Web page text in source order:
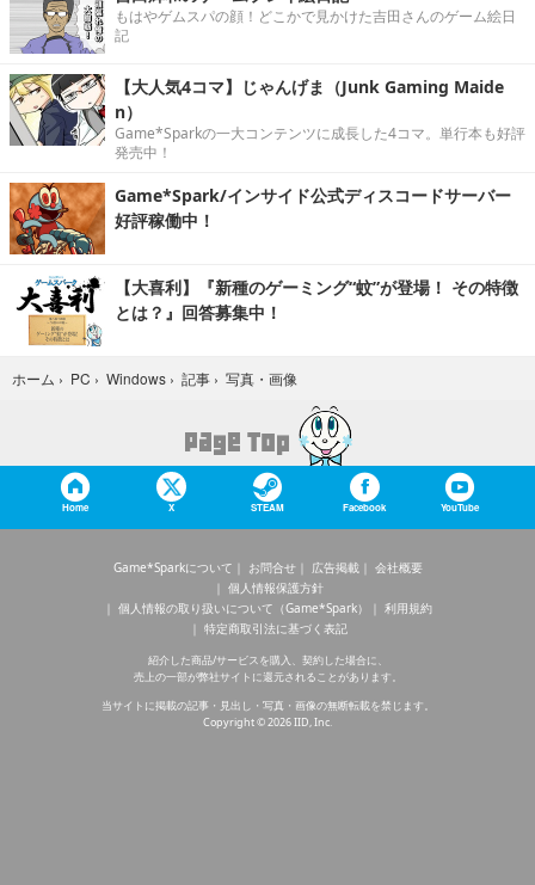
もはやゲムスパの顔！どこかで見かけた吉田さんのゲーム絵日
記
【大人気4コマ】じゃんげま（Junk Gaming Maide
n）
Game*Sparkの一大コンテンツに成長した4コマ。単行本も好評
発売中！
Game*Spark/インサイド公式ディスコードサーバー
好評稼働中！
【大喜利】『新種のゲーミング“蚊”が登場！ その特徴
とは？』回答募集中！
ホーム › PC › Windows › 記事 › 写真・画像
Home X STEAM Facebook YouTube
Game*Sparkについて お問合せ 広告掲載
会社概要
個人情報保護方針
個人情報の取り扱いについて（Game*Spark）
利用規約
特定商取引法に基づく表記
紹介した商品/サービスを購入、契約した場合に、
売上の一部が弊社サイトに還元されることがあります。
当サイトに掲載の記事・見出し・写真・画像の無断転載を禁じます。
Copyright © 2026 IID, Inc.